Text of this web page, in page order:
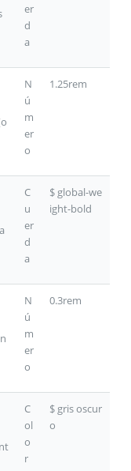
er
d
a
N
ú
m
er
o
1.25rem
C
u
er
d
a
$ global-we
ight-bold
N
ú
m
er
o
0.3rem
C
ol
o
r
$ gris oscur
o